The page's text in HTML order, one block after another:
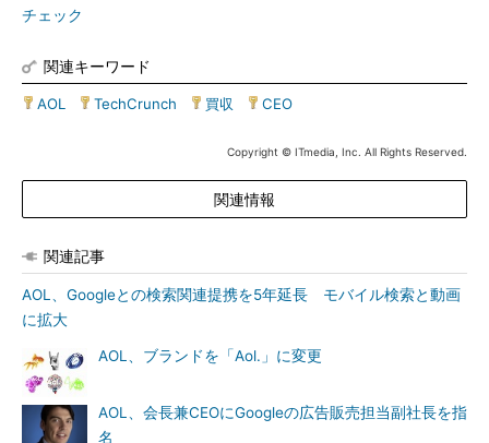
チェック
関連キーワード
AOL TechCrunch 買収 CEO
Copyright © ITmedia, Inc. All Rights Reserved.
関連情報
関連記事
AOL、Googleとの検索関連提携を5年延長 モバイル検索と動画
に拡大
AOL、ブランドを「Aol.」に変更
AOL、会長兼CEOにGoogleの広告販売担当副社長を指
名